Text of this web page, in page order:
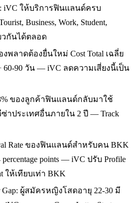
iVC ให้บริการฟินแลนด์ครบ
Business, Work, Student,
วกันได้ตลอด
งพลาดต้องยื่นใหม่ Cost Total เฉลี่ย
60-90 วัน — iVC ลดความเสี่ยงนี้เป็น
ของลูกค้าฟินแลนด์กลับมาใช้
าประเทศอื่นภายใน 2 ปี — Track
Rate ของฟินแลนด์สำหรับคน BKK
points — iVC ปรับ Profile
ให้เทียบเท่า BKK
Gap: ผู้สมัครหญิงโสดอายุ 22-30 มี